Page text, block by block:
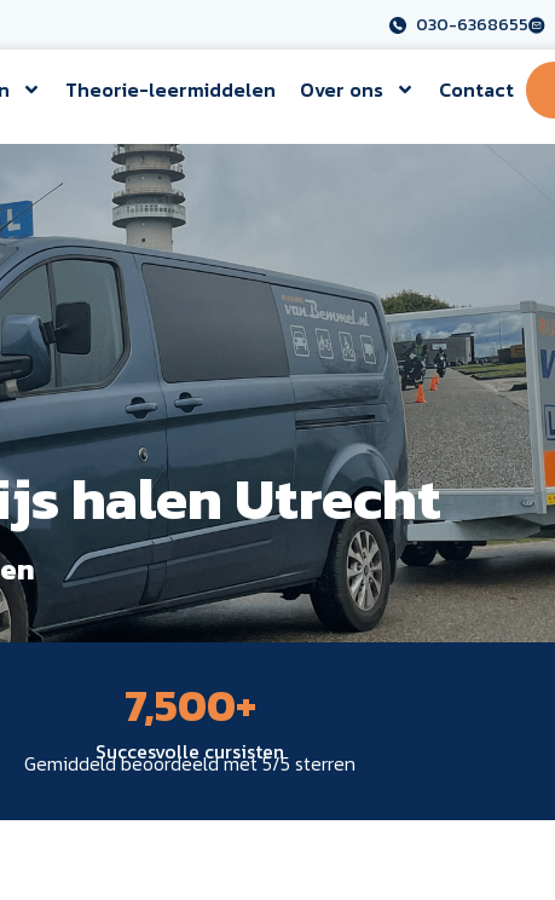
030-6368655
Theorie-leermiddelen Over ons Contact
halen Utrecht
Succesvolle cursisten
7,500+
Gemiddeld beoordeeld met 5/5 sterren